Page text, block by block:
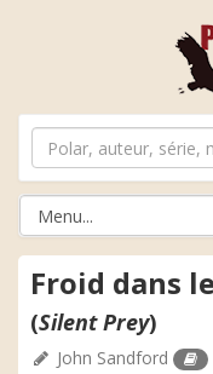
Froid dans
(Silent Prey)
John Sandford